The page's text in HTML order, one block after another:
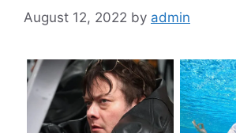
August 12, 2022 by admin